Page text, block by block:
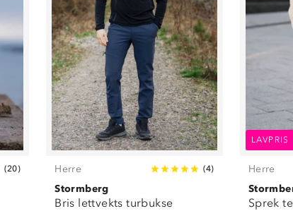
(20) Herre (4)
Stormberg
Bris lettvekts turbukse
LAVPRIS
Herre
Sprek